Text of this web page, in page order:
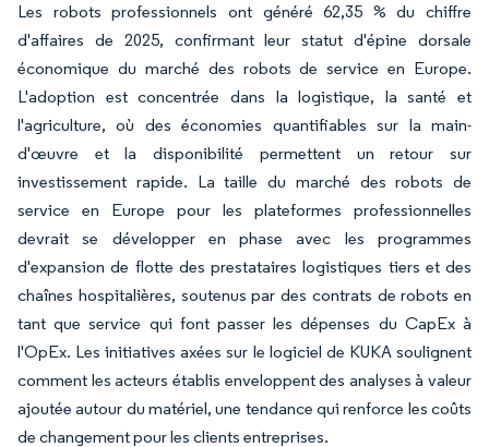
Les robots professionnels ont généré 62,35 % du chiffre
d'affaires de 2025, confirmant leur statut d'épine dorsale
économique du marché des robots de service en Europe.
L'adoption est concentrée dans la logistique, la santé et
l'agriculture, où des économies quantifiables sur la main-
d'œuvre et la disponibilité permettent un retour sur
investissement rapide. La taille du marché des robots de
service en Europe pour les plateformes professionnelles
devrait se développer en phase avec les programmes
d'expansion de flotte des prestataires logistiques tiers et des
chaînes hospitalières, soutenus par des contrats de robots en
tant que service qui font passer les dépenses du CapEx à
l'OpEx. Les initiatives axées sur le logiciel de KUKA soulignent
comment les acteurs établis enveloppent des analyses à valeur
ajoutée autour du matériel, une tendance qui renforce les coûts
de changement pour les clients entreprises.